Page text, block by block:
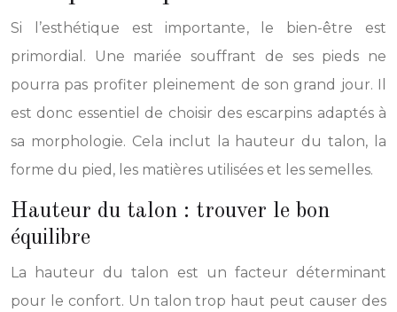
Si l’esthétique est importante, le bien-être est
primordial. Une mariée souffrant de ses pieds ne
pourra pas profiter pleinement de son grand jour. Il
est donc essentiel de choisir des escarpins adaptés à
sa morphologie. Cela inclut la hauteur du talon, la
forme du pied, les matières utilisées et les semelles.
Hauteur du talon : trouver le bon
équilibre
La hauteur du talon est un facteur déterminant
pour le confort. Un talon trop haut peut causer des